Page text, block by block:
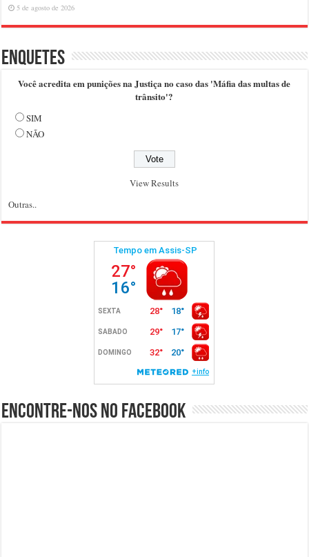
5 de agosto de 2026
Enquetes
Você acredita em punições na Justiça no caso das 'Máfia das multas de
trânsito'?
SIM
NÃO
View Results
Outras..
Encontre-nos no Facebook